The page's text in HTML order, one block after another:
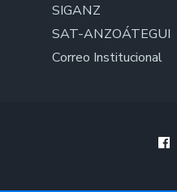
SIGANZ
SAT-ANZOÁTEGUI
Correo Institucional